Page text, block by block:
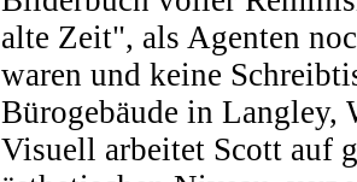
alte Zeit", als Agenten
waren und keine
Bürogebäude in Langley,
Visuell arbeitet Scott auf